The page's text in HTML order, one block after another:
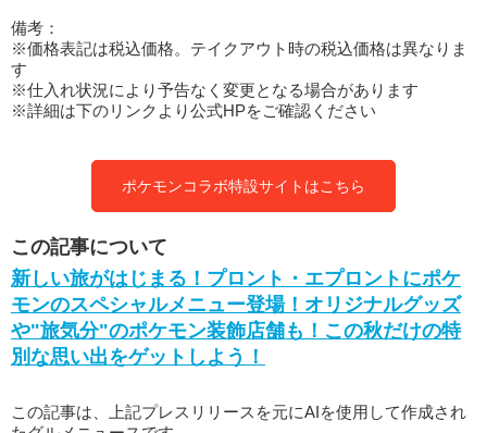
備考：
※価格表記は税込価格。テイクアウト時の税込価格は異なりま
す
※仕入れ状況により予告なく変更となる場合があります
※詳細は下のリンクより公式HPをご確認ください
ポケモンコラボ特設サイトはこちら
この記事について
新しい旅がはじまる！プロント・エプロントにポケ
モンのスペシャルメニュー登場！オリジナルグッズ
や"旅気分"のポケモン装飾店舗も！この秋だけの特
別な思い出をゲットしよう！
この記事は、上記プレスリリースを元にAIを使用して作成され